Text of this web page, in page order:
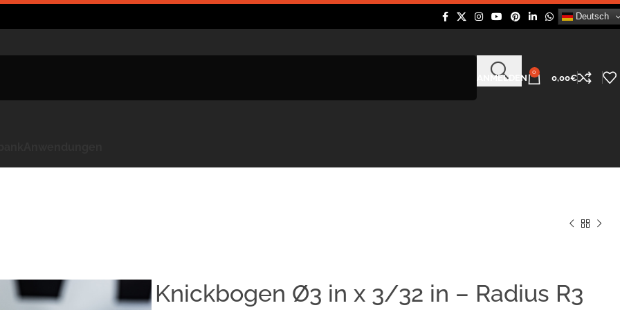
Deutsch
ANMELDEN
0
0,00€
Knickbogen Ø3 in x 3/32 in – Radius R3